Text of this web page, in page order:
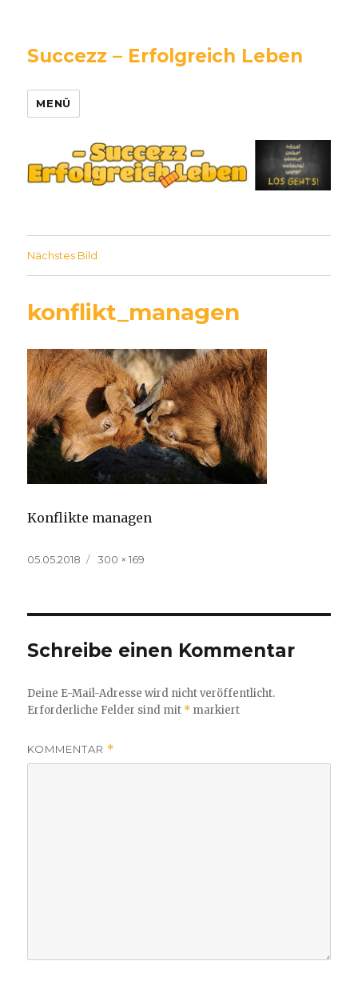
Succezz – Erfolgreich Leben
MENÜ
Nächstes Bild
konflikt_managen
Konflikte managen
Veröffentlicht
05.05.2018
Volle
300 × 169
Schreibe einen Kommentar
Deine E-Mail-Adresse wird nicht veröffentlicht.
Erforderliche Felder sind mit * markiert
KOMMENTAR *